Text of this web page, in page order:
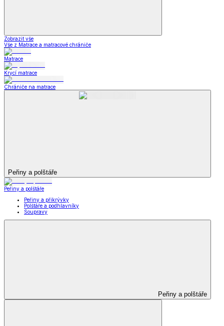
Zobrazit vše
Vše z Matrace a matracové chrániče
Matrace
Krycí matrace
Chrániče na matrace
Peřiny a polštáře
Peřiny a polštáře
Peřiny a přikrývky
Polštáře a podhlavníky
Soupravy
Peřiny a polštáře